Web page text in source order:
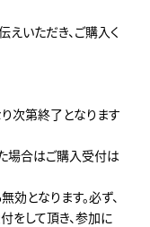
いただき、ご購入く
次第終了となります
場合はご購入受付は
となります。必ず、
をして頂き、参加に